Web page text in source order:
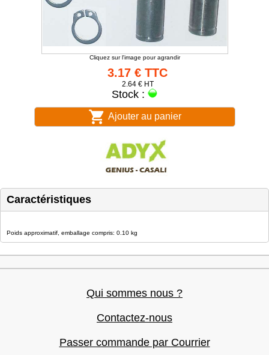
Cliquez sur l'image pour agrandir
3.17 € TTC
2.64 € HT
Stock :
Ajouter au panier
Caractéristiques
Poids approximatif, emballage compris: 0.10 kg
Qui sommes nous ?
Contactez-nous
Passer commande par Courrier